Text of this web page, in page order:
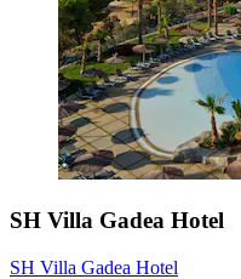
SH Villa Gadea Hotel
SH Villa Gadea Hotel